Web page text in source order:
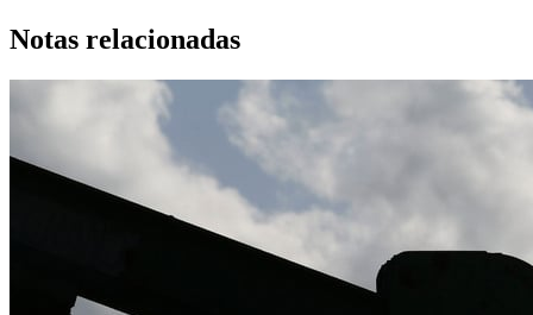
Notas relacionadas